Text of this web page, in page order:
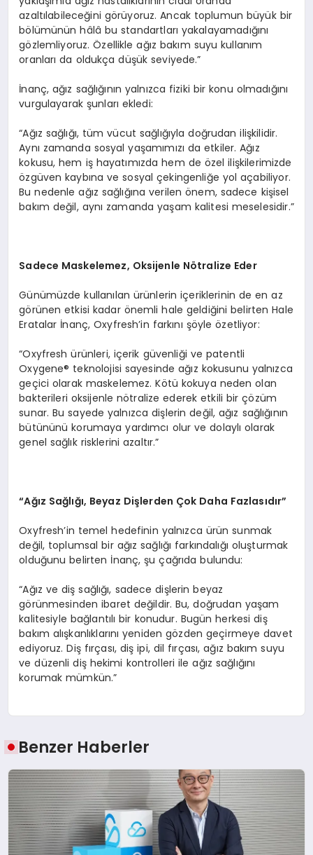
azaltılabileceğini görüyoruz. Ancak toplumun büyük bir
bölümünün hâlâ bu standartları yakalayamadığını
gözlemliyoruz. Özellikle ağız bakım suyu kullanım
oranları da oldukça düşük seviyede.”
İnanç, ağız sağlığının yalnızca fiziki bir konu olmadığını
vurgulayarak şunları ekledi:
“Ağız sağlığı, tüm vücut sağlığıyla doğrudan ilişkilidir.
Aynı zamanda sosyal yaşamımızı da etkiler. Ağız
kokusu, hem iş hayatımızda hem de özel ilişkilerimizde
özgüven kaybına ve sosyal çekingenliğe yol açabiliyor.
Bu nedenle ağız sağlığına verilen önem, sadece kişisel
bakım değil, aynı zamanda yaşam kalitesi meselesidir.”
Sadece Maskelemez, Oksijenle Nötralize Eder
Günümüzde kullanılan ürünlerin içeriklerinin de en az
görünen etkisi kadar önemli hale geldiğini belirten Hale
Eratalar İnanç, Oxyfresh’in farkını şöyle özetliyor:
“Oxyfresh ürünleri, içerik güvenliği ve patentli
Oxygene® teknolojisi sayesinde ağız kokusunu yalnızca
geçici olarak maskelemez. Kötü kokuya neden olan
bakterileri oksijenle nötralize ederek etkili bir çözüm
sunar. Bu sayede yalnızca dişlerin değil, ağız sağlığının
bütününü korumaya yardımcı olur ve dolaylı olarak
genel sağlık risklerini azaltır.”
“Ağız Sağlığı, Beyaz Dişlerden Çok Daha Fazlasıdır”
Oxyfresh’in temel hedefinin yalnızca ürün sunmak
değil, toplumsal bir ağız sağlığı farkındalığı oluşturmak
olduğunu belirten İnanç, şu çağrıda bulundu:
“Ağız ve diş sağlığı, sadece dişlerin beyaz
görünmesinden ibaret değildir. Bu, doğrudan yaşam
kalitesiyle bağlantılı bir konudur. Bugün herkesi diş
bakım alışkanlıklarını yeniden gözden geçirmeye davet
ediyoruz. Diş fırçası, diş ipi, dil fırçası, ağız bakım suyu
ve düzenli diş hekimi kontrolleri ile ağız sağlığını
korumak mümkün.”
Benzer Haberler